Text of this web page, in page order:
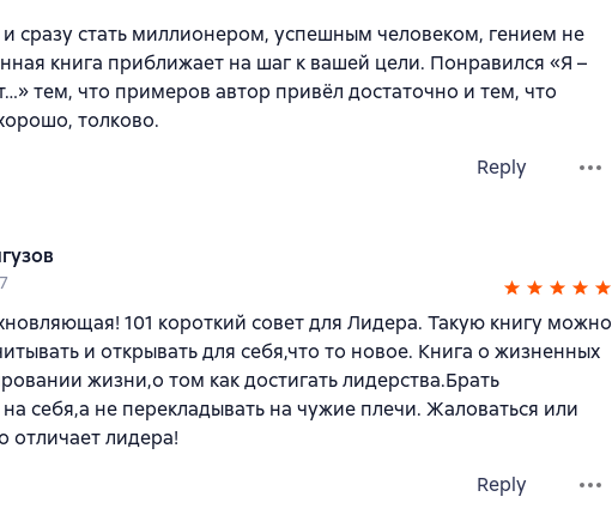
и сразу стать миллионером, успешным человеком, гением не
книга приближает на шаг к вашей цели. Понравился «Я –
тем, что примеров автор привёл достаточно и тем, что
толково.
Reply
101 короткий совет для Лидера. Такую книгу можно
и открывать для себя,что то новое. Книга о жизненных
жизни,о том как достигать лидерства.Брать
на себя,а не перекладывать на чужие плечи. Жаловаться или
отличает лидера!
Reply